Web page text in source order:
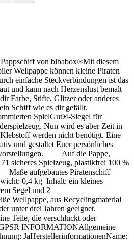
von bibabox®Mit diesem
Wellpappe können kleine Piraten
einfache Steckverbindungen ist das
und kann nach Herzenslust bemalt
Farbe, Stifte, Glitzer oder anderes
Schiff wie es dir gefällt.
SpielGut®-Siegel für
Nun wird es aber Zeit in
werden nicht benötigt. Eine
und gestaltet Euer persönliches
Vorstellungen. Auf die Pappe,
Spielzeug, plastikfrei 100 %
aufgebautes Piratenschiff
0,4 kg Inhalt: ein kleines
Segel und 2
Wellpappe, aus Recyclingmaterial
unter drei Jahren geeignet.
Teile, die verschluckt oder
INFORMATIONAllgemeine
JaHerstellerinformationenName: